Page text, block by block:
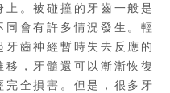
。被碰撞的牙齒一般是
會有許多情況發生。輕
齒神經暫時失去反應的
，牙髓還可以漸漸恢復
完全損害。但是，很多牙